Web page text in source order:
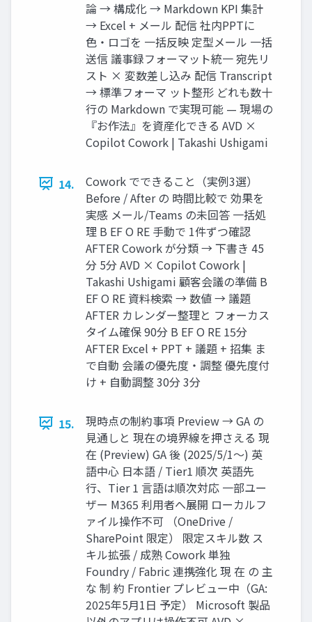
論 → 構成化 → Markdown KPI 集計
→ Excel + メール 配信 社内PPTに
色・ロゴを 一括反映 定型メール 一括
送信 議事録フォーマット統一 宛先リ
スト × 変数差し込み 配信 Transcript
→ 標準フォーマ ット整形 どれも数十
行の Markdown で実現可能 — 現場の
『お作法』を資産化できる AVD ×
Copilot Cowork | Takashi Ushigami
14.
Cowork でできること（実例3選）
Before / After の 時間比較で 効果を
実感 メール/Teams の未回答 一括処
理 B EF O RE 手動で 1件ずつ確認
AFTER Cowork が分類 → 下書き 45
分 5分 AVD × Copilot Cowork |
Takashi Ushigami 顧客会議の準備 B
EF O RE 資料検索 → 数値 → 議題
AFTER カレンダー整理と フォーカス
タイム確保 90分 B EF O RE 15分
AFTER Excel + PPT + 議題 + 招集 ま
で自動 会議の優先度・調整 優先度付
け + 自動調整 30分 3分
15.
現時点の制約事項 Preview → GA の
見通しと 現在の境界線を押さえる 現
在 (Preview) GA 後 (2025/5/1〜) 英
語中心 日本語 / Tier1 順次 英語先
行、Tier 1 言語は順次対応 一部ユー
ザー M365 利用者へ展開 ローカルフ
ァイル操作不可 （OneDrive /
SharePoint 限定） 限定スキル数 ス
キル拡張 / 成熟 Cowork 単独
Foundry / Fabric 連携強化 現 在 の 主
な 制 約 Frontier プレビュー中（GA:
2025年5月1日 予定） Microsoft 製品